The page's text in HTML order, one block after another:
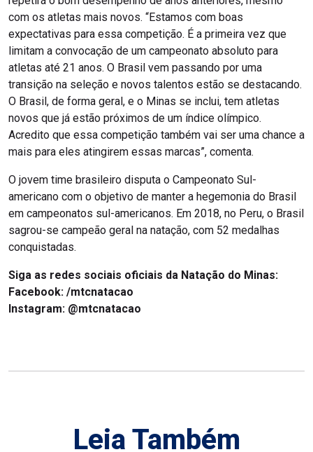
com os atletas mais novos. “Estamos com boas
expectativas para essa competição. É a primeira vez que
limitam a convocação de um campeonato absoluto para
atletas até 21 anos. O Brasil vem passando por uma
transição na seleção e novos talentos estão se destacando.
O Brasil, de forma geral, e o Minas se inclui, tem atletas
novos que já estão próximos de um índice olímpico.
Acredito que essa competição também vai ser uma chance a
mais para eles atingirem essas marcas”, comenta.
O jovem time brasileiro disputa o Campeonato Sul-
americano com o objetivo de manter a hegemonia do Brasil
em campeonatos sul-americanos. Em 2018, no Peru, o Brasil
sagrou-se campeão geral na natação, com 52 medalhas
conquistadas.
Siga as redes sociais oficiais da Natação do Minas:
Facebook: /mtcnatacao
Instagram: @mtcnatacao
Leia Também